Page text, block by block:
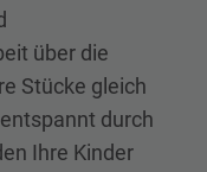
über die
Stücke gleich
durch
Ihre Kinder